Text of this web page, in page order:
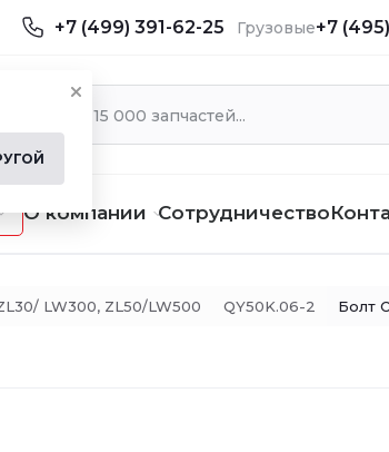
+7 (499) 391-62-25 Грузовые+7
О компании Сотрудничество
LW300, ZL50/LW500 QY50K.06-2 Болт